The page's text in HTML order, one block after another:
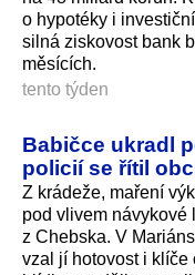
o hypotéky i
silná ziskovost bank
měsících.
tento týden
Babičce ukradl
policií se řítil
Z krádeže, maření
pod vlivem návykové
z Chebska. V
vzal jí hotovost i klíče